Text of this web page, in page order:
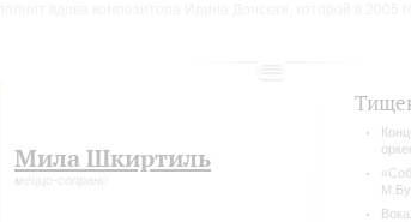
Мила Шкиртиль
меццо-сопрано